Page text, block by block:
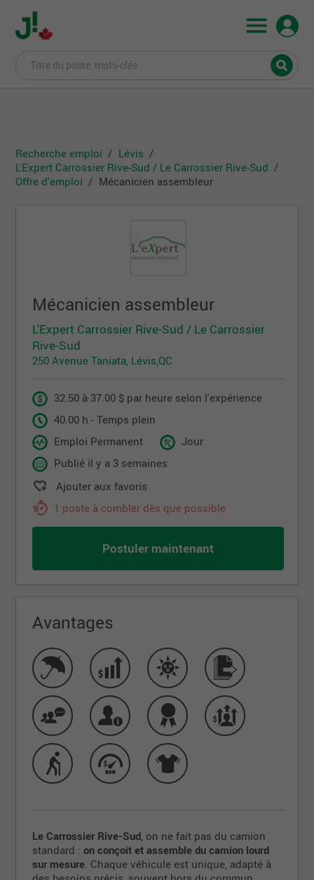
Recherche emploi
Lévis
L'Expert Carrossier Rive-Sud / Le Carrossier Rive-Sud
Offre d'emploi
Mécanicien assembleur
Mécanicien assembleur
L'Expert Carrossier Rive-Sud / Le Carrossier
Rive-Sud
250 Avenue Taniata, Lévis,QC
32.50 à 37.00 $ par heure selon l'expérience
40.00 h - Temps plein
Emploi Permanent
Jour
Publié il y a 3 semaines
Ajouter aux favoris
1 poste à combler dès que possible
Postuler maintenant
Avantages
Le Carrossier Rive-Sud , on ne fait pas du camion
standard :on conçoit et assemble du camion lourd
sur mesure . Chaque véhicule est unique, adapté à